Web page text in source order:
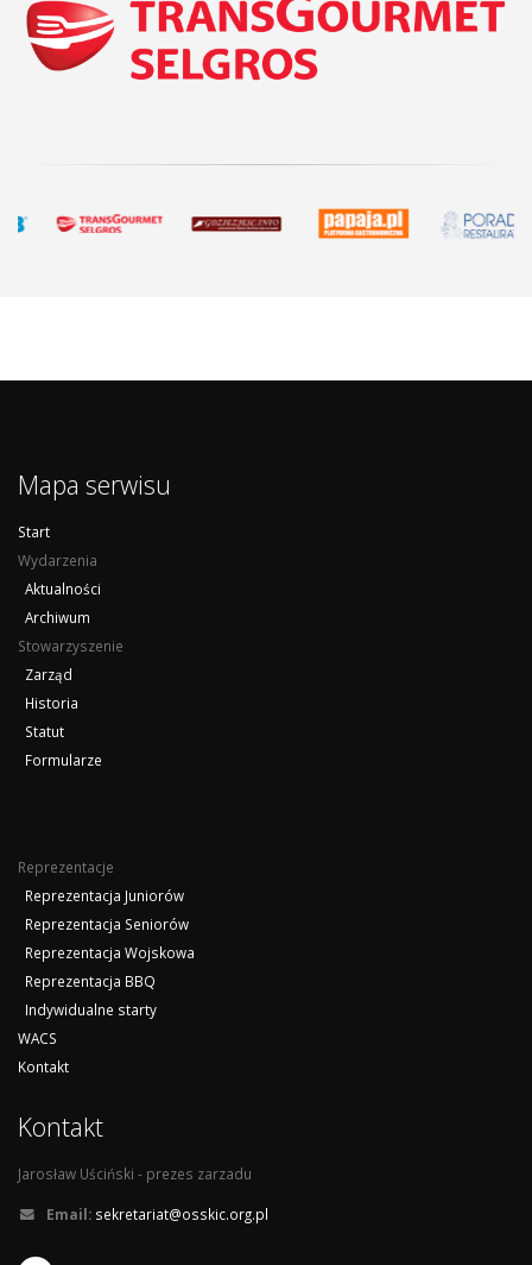
Mapa serwisu
Start
Wydarzenia
Aktualności
Archiwum
Stowarzyszenie
Zarząd
Historia
Statut
Formularze
Reprezentacje
Reprezentacja Juniorów
Reprezentacja Seniorów
Reprezentacja Wojskowa
Reprezentacja BBQ
Indywidualne starty
WACS
Kontakt
Kontakt
Jarosław Uściński - prezes zarzadu
Email: sekretariat@osskic.org.pl